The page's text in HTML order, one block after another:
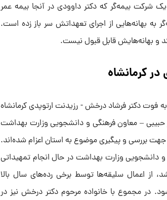
شرکت بیمه‌گر که دکتر داوودی در آنجا بیمه عمر
به بهانه‌هایی از اجرای تعهداتش سر باز زده است.
و بهانه‌هایش قابل قبول نیست.
کرمانشاه
دکتر فرشاد درخش - رزیدنت ارتوپدی کرمانشاه
حبیبی – معاون فرهنگی و دانشجویی وزارت بهداشت
بررسی و پیگیری موضوع به استان اعزام شده‌اند.
و دانشجویی وزارت بهداشت در حال انجام تمهیداتی
از اعمال سلیقه‌ها توسط برخی رده‌های سال بالا
در مجموع با خانواده مرحوم دکتر درخش نیز در